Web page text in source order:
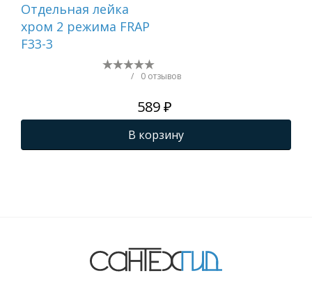
Отдельная лейка
хром 2 режима FRAP
F33-3
/ 0 отзывов
589 ₽
В корзину